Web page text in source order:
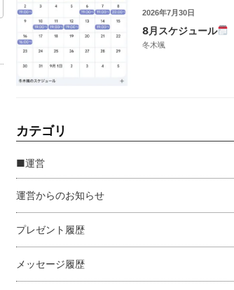
2026年7月30日
8月スケジュール
冬木颯
カテゴリ
■運営
運営からのお知らせ
プレゼント履歴
メッセージ履歴